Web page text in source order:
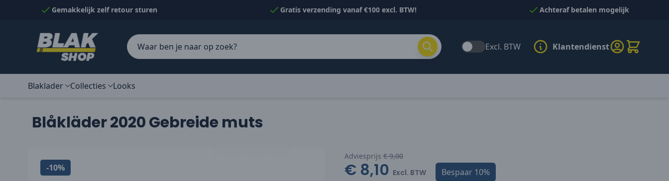
Naar inhoud gaanGemakkelijk zelf retour sturen Gratis verzending vanaf €100 excl. BTW! Achteraf betalen mogelijk
Excl. BTW Klantendienst
Blaklader Collecties Looks
Blåkläder 2020 Gebreide muts
-10%
Adviesprijs € 9,00
€ 8,10 Excl. BTW Bespaar 10%